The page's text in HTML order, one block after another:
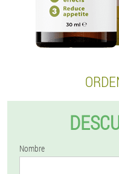
Nombre